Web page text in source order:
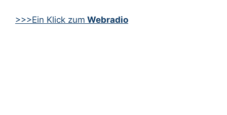
>>>Ein Klick zum Webradio